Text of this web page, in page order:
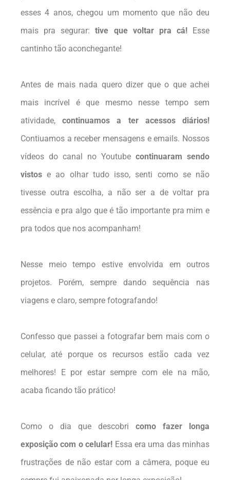
esses 4 anos, chegou um momento que não deu
mais pra segurar:tive que voltar pra cá!Esse
cantinho tão aconchegante!
Antes de mais nada quero dizer que o que achei
mais incrível é que mesmo nesse tempo sem
atividade,continuamos a ter acessos diários!
Contiuamos a receber mensagens e emails. Nossos
vídeos do canal no Youtube continuaram sendo
vistos e ao olhar tudo isso, senti como se não
tivesse outra escolha, a não ser a de voltar pra
essência e pra algo que é tão importante pra mim e
pra todos que nos acompanham!
Nesse meio tempo estive envolvida em outros
projetos. Porém, sempre dando sequência nas
viagens e claro, sempre fotografando!
Confesso que passei a fotografar bem mais com o
celular, até porque os recursos estão cada vez
melhores! E por estar sempre com ele na mão,
acaba ficando tão prático!
Como o dia que descobri como fazer longa
exposição com o celular! Essa era uma das minhas
frustrações de não estar com a câmera, poque eu